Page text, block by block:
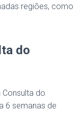
regiões, como
do
do
6 semanas de